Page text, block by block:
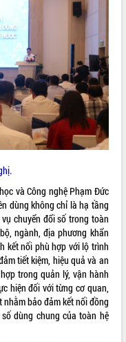
và Công nghệ Phạm Đức
dùng không chỉ là hạ tầng
chuyển đổi số trong toàn
ngành, địa phương khẩn
kết nối phù hợp với lộ trình
tiết kiệm, hiệu quả và an
trong quản lý, vận hành
hiện đối với từng cơ quan,
bảo đảm kết nối đồng
dùng chung của toàn hệ